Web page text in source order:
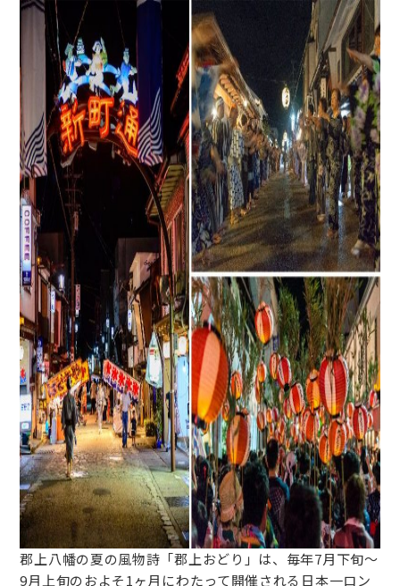
郡上八幡の夏の風物詩「郡上おどり」は、毎年7月下旬〜
9月上旬のおよそ1ヶ月にわたって開催される日本一ロン